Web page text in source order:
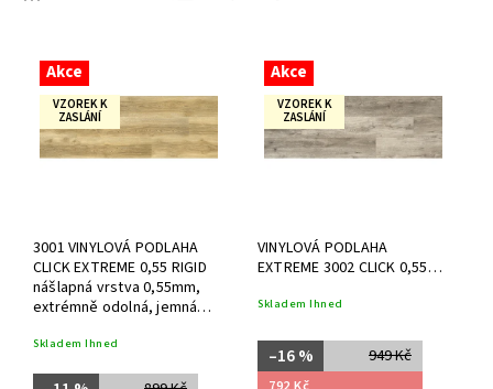
Nejdražší
Nejprodávanější
Abecedně
Akce
VZOREK K
ZASLÁNÍ
3001 VINYLOVÁ PODLAHA
CLICK EXTREME 0,55 RIGID
nášlapná vrstva 0,55mm,
extrémně odolná, jemná
Skladem Ihned
Akce
VZOREK K
ZASLÁNÍ
VINYLOVÁ PODLAHA
EXTREME 3002 CLICK 0,55
Skladem Ihned
949 Kč
–16 %